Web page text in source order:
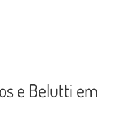
e Belutti em